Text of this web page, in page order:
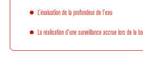
L’évaluation de la profondeur de l’eau
La réalisation d’une surveillance accrue lors de la